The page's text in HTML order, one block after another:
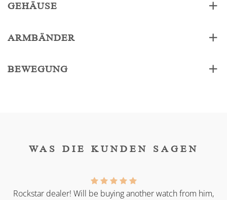
GEHÄUSE
ARMBÄNDER
BEWEGUNG
WAS DIE KUNDEN SAGEN
Rockstar dealer! Will be buying another watch from him,